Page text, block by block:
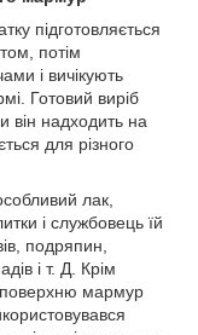
підготовляється
потім
і вичікують
Готовий виріб
він надходить на
для різного
лак,
і службовець їй
подряпин,
і т. Д. Крім
поверхню мармур